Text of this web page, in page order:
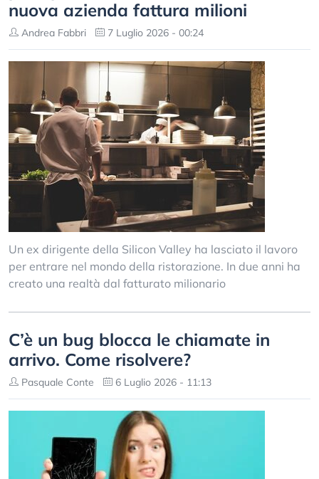
nuova azienda fattura milioni
Andrea Fabbri 7 Luglio 2026 - 00:24
Un ex dirigente della Silicon Valley ha lasciato il lavoro
per entrare nel mondo della ristorazione. In due anni ha
creato una realtà dal fatturato milionario
C’è un bug blocca le chiamate in
arrivo. Come risolvere?
Pasquale Conte 6 Luglio 2026 - 11:13